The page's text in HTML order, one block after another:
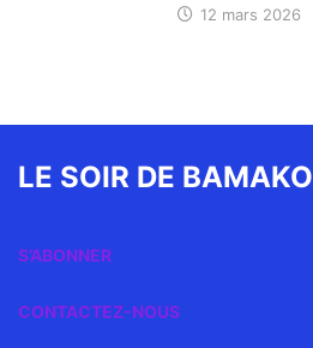
12 mars 2026
LE SOIR DE BAMAKO
S’ABONNER
CONTACTEZ-NOUS